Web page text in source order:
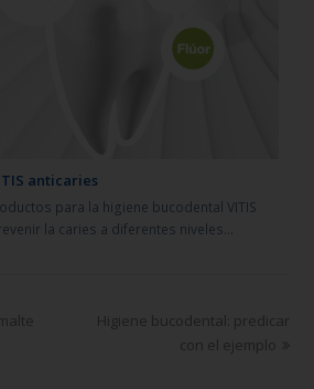
anticaries
para la higiene bucodental VITIS
la caries a diferentes niveles…
Higiene bucodental: predicar
con el ejemplo